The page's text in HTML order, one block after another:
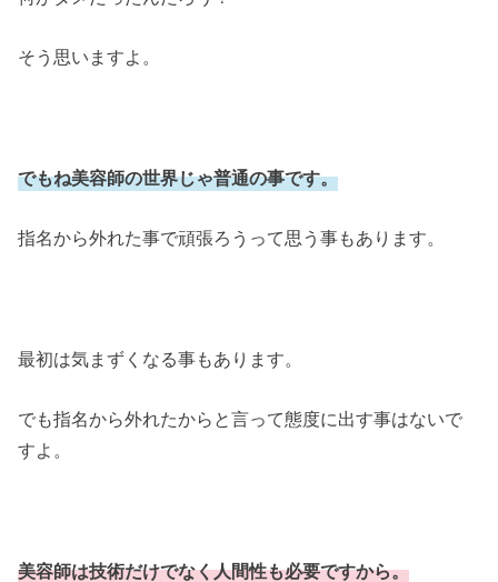
そう思いますよ。
でもね美容師の世界じゃ普通の事です。
指名から外れた事で頑張ろうって思う事もあります。
最初は気まずくなる事もあります。
でも指名から外れたからと言って態度に出す事はないで
すよ。
美容師は技術だけでなく人間性も必要ですから。